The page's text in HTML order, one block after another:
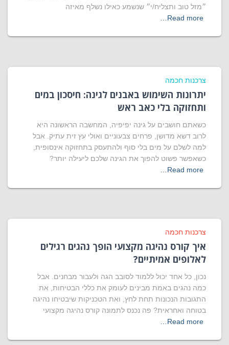
״מזל טוב ותצליח/י״ שנשמע כאילו נשלף מאיזה
Read more…
צרכנות חכמה
יתרונות השימוש באבנים לגינה: חיסכון במים
ותחזוקה בלי כאב ראש
כשאתם חושבים על גינה יפיפיה, המחשבה הראשונה היא
לרוב דשא מדושן, פרחים צבעוניים ואולי עץ זית עתיק. אבל
למה לשלם על מים בלי סוף ולהתעסק בתחזוקה אינסופית,
כשאפשר פשוט להפוך את הגינה שלכם ליעילה יותר?
Read more…
צרכנות חכמה
איך קורס נהיגה מקצועי הופך נהגים רגילים
לאלופים אמיתיים?
נכון, כל אחד יכול ללמוד לסובב הגה ולעבור מבחנים. אבל
כמה נהגים באמת מבינים לעומק את כללי הבטיחות, את
התגובות הנכונות תחת לחץ, ואת הטכניקות שיבטיחו נהיגה
בטוחה ואחראית? פה נכנס לתמונה קורס נהיגה מקצועי
Read more…